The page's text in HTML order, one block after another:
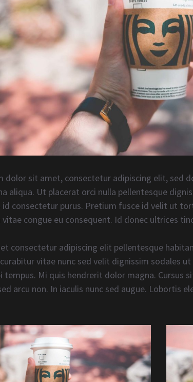
dolor sit amet, consectetur adipiscing elit, sed
aliqua. Ut placerat orci nulla pellentesque
consectetur purus. Pretium fusce id velit ut
vitae congue eu consequent. Id donec ultrices
consectetur adipiscing elit pellentesque
vitae nunc sed velit dignissim sodales
tempus. Mi quis hendrerit dolor magna. Cursus
arcu non. In iaculis nunc sed augue. Lobortis